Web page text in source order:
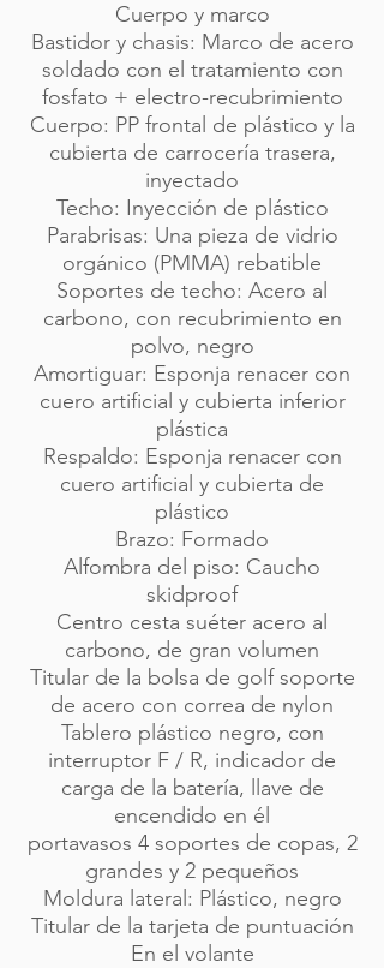
Cuerpo y marco
Bastidor y chasis: Marco de acero
soldado con el tratamiento con
fosfato + electro-recubrimiento
Cuerpo: PP frontal de plástico y la
cubierta de carrocería trasera,
inyectado
Techo: Inyección de plástico
Parabrisas: Una pieza de vidrio
orgánico (PMMA) rebatible
Soportes de techo: Acero al
carbono, con recubrimiento en
polvo, negro
Amortiguar: Esponja renacer con
cuero artificial y cubierta inferior
plástica
Respaldo: Esponja renacer con
cuero artificial y cubierta de
plástico
Brazo: Formado
Alfombra del piso: Caucho
skidproof
Centro cesta suéter acero al
carbono, de gran volumen
Titular de la bolsa de golf soporte
de acero con correa de nylon
Tablero plástico negro, con
interruptor F / R, indicador de
carga de la batería, llave de
encendido en él
portavasos 4 soportes de copas, 2
grandes y 2 pequeños
Moldura lateral: Plástico, negro
Titular de la tarjeta de puntuación
En el volante